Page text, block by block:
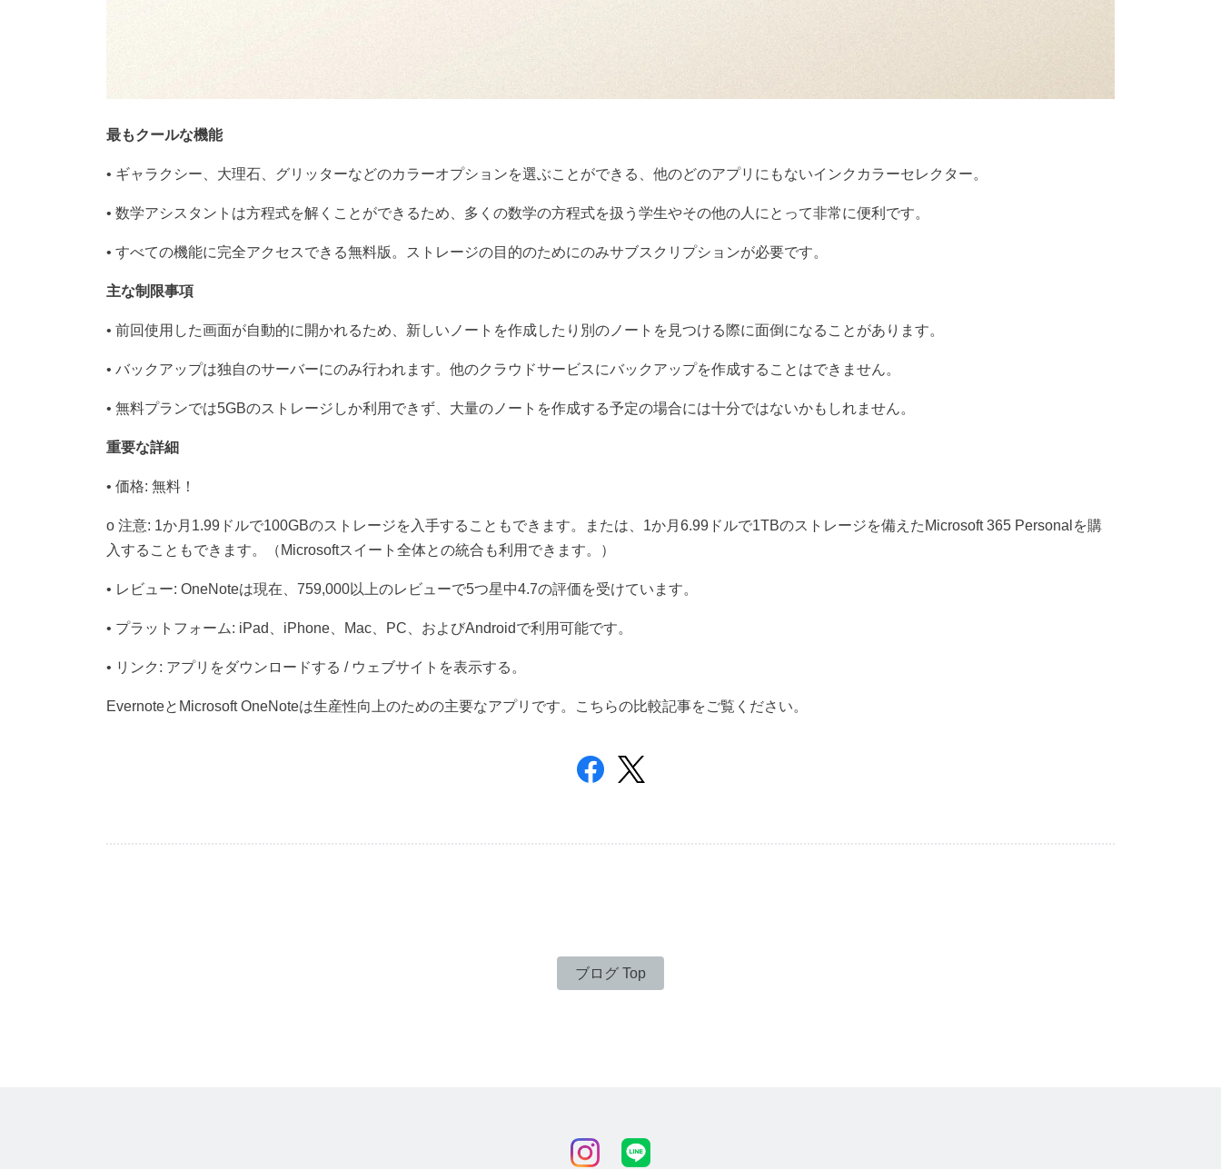
最もクールな機能
• ギャラクシー、大理石、グリッターなどのカラーオプションを選ぶことができる、他のどのアプリにもないインクカラーセレクター。
• 数学アシスタントは方程式を解くことができるため、多くの数学の方程式を扱う学生やその他の人にとって非常に便利です。
• すべての機能に完全アクセスできる無料版。ストレージの目的のためにのみサブスクリプションが必要です。
主な制限事項
• 前回使用した画面が自動的に開かれるため、新しいノートを作成したり別のノートを見つける際に面倒になることがあります。
• バックアップは独自のサーバーにのみ行われます。他のクラウドサービスにバックアップを作成することはできません。
• 無料プランでは5GBのストレージしか利用できず、大量のノートを作成する予定の場合には十分ではないかもしれません。
重要な詳細
• 価格: 無料！
o 注意: 1か月 1.99 ドルで100GBのストレージを入手することもできます。または、 1か月 6.99 ドルで1TBのストレージを備えた Microsoft 365 Personal を購
入することもできます。（ Microsoftスイート全体との統合も利用できます。）
• レビュー: OneNoteは現在、 759,000以上のレビューで5つ星中4.7の評価を受けています。
• プラットフォーム: iPad 、 iPhone、 Mac、 PC、およびAndroidで利用可能です。
• リンク : アプリをダウンロードする / ウェブサイトを表示する。
Evernoteと Microsoft OneNoteは生産性向上のための主要なアプリです。こちらの比較記事をご覧ください。
ブログ Top